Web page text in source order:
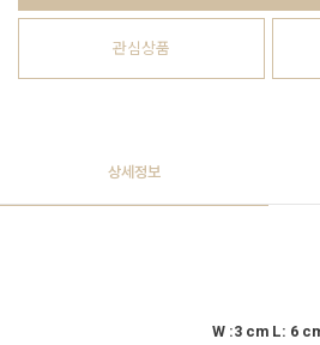
관심상품
상세정보
W :3 cm L: 6